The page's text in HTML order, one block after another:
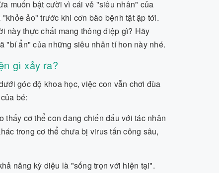
muốn bật cười vì cái vẻ "siêu nhân" của
ảo" trước khi cơn bão bệnh tật ập tới.
này thực chất mang thông điệp gì? Hãy
"bí ẩn" của những siêu nhân tí hon này nhé.
gì xảy ra?
góc độ khoa học, việc con vẫn chơi đùa
bé:
thấy cơ thể con đang chiến đấu với tác nhân
trong cơ thể chưa bị virus tấn công sâu,
năng kỳ diệu là "sống trọn với hiện tại".